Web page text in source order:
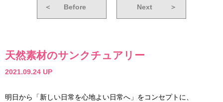
＜ Before Next ＞
天然素材のサンクチュアリー
2021.09.24 UP
明日から「新しい日常を心地よい日常へ」をコンセプトに、